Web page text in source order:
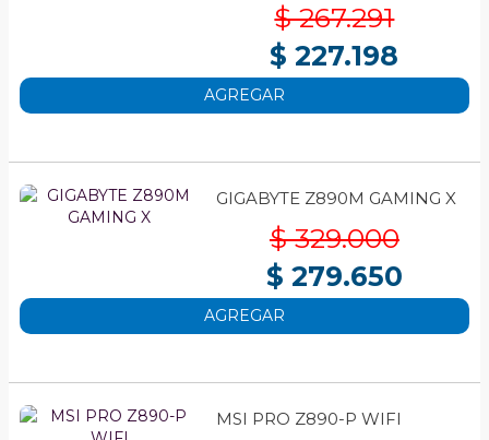
$ 267.291
$ 227.198
AGREGAR
GIGABYTE Z890M GAMING X
$ 329.000
$ 279.650
AGREGAR
MSI PRO Z890-P WIFI